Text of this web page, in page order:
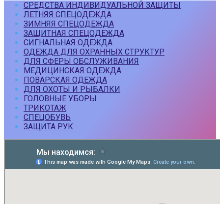
СРЕДСТВА ИНДИВИДУАЛЬНОЙ ЗАЩИТЫ
ЛЕТНЯЯ СПЕЦОДЕЖДА
ЗИМНЯЯ СПЕЦОДЕЖДА
ЗАЩИТНАЯ СПЕЦОДЕЖДА
СИГНАЛЬНАЯ ОДЕЖДА
ОДЕЖДА ДЛЯ ОХРАННЫХ СТРУКТУР
ДЛЯ СФЕРЫ ОБСЛУЖИВАНИЯ
МЕДИЦИНСКАЯ ОДЕЖДА
ПОВАРСКАЯ ОДЕЖДА
ДЛЯ ОХОТЫ И РЫБАЛКИ
ГОЛОВНЫЕ УБОРЫ
ТРИКОТАЖ
СПЕЦОБУВЬ
ЗАЩИТА РУК